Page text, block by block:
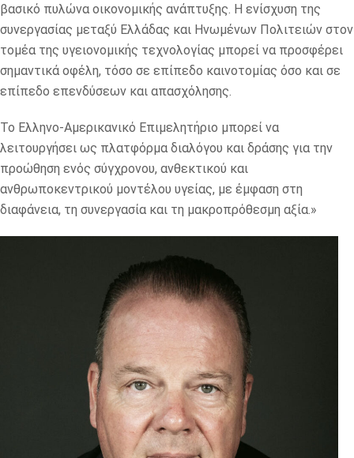
βασικό πυλώνα οικονομικής ανάπτυξης. Η ενίσχυση της
συνεργασίας μεταξύ Ελλάδας και Ηνωμένων Πολιτειών στον
τομέα της υγειονομικής τεχνολογίας μπορεί να προσφέρει
σημαντικά οφέλη, τόσο σε επίπεδο καινοτομίας όσο και σε
επίπεδο επενδύσεων και απασχόλησης.
Το Ελληνο-Αμερικανικό Επιμελητήριο μπορεί να
λειτουργήσει ως πλατφόρμα διαλόγου και δράσης για την
προώθηση ενός σύγχρονου, ανθεκτικού και
ανθρωποκεντρικού μοντέλου υγείας, με έμφαση στη
διαφάνεια, τη συνεργασία και τη μακροπρόθεσμη αξία.»